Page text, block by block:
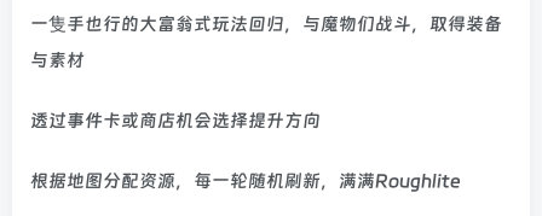
一隻手也行的大富翁式玩法回归，与魔物们战斗，取得装备
与素材
透过事件卡或商店机会选择提升方向
根据地图分配资源，每一轮随机刷新，满满Roughlite